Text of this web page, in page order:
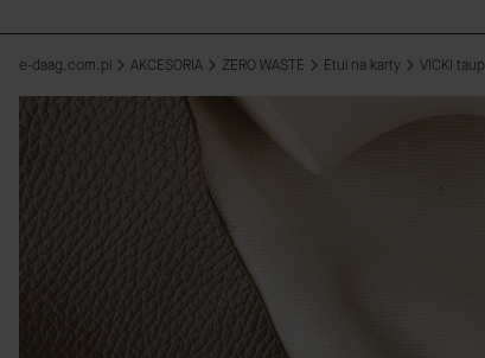
e-daag.com.pl AKCESORIA ZERO WASTE Etui na karty VICKI